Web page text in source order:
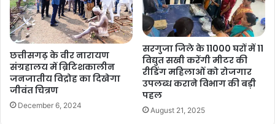
छत्तीसगढ़ के वीर नारायण
संग्रहालय में ब्रिटिशकालीन
जनजातीय विद्रोह का दिखेगा
जीवंत चित्रण
December 6, 2024
सरगुजा जिले के 11000 घरों में 11
विद्युत सखी करेंगी मीटर की
रीडिंग महिलाओं को रोजगार
उपलब्ध कराने विभाग की बड़ी
पहल
August 21, 2025